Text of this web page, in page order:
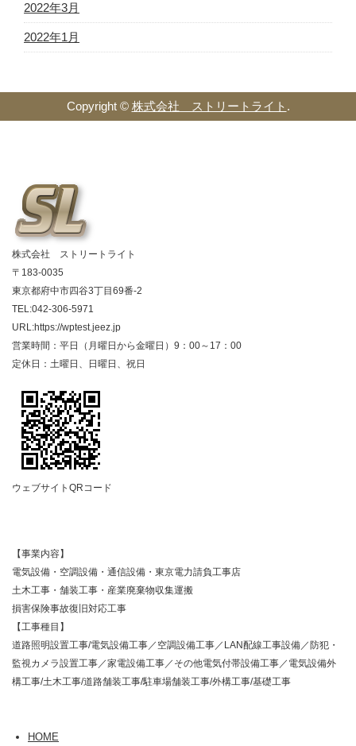
2022年3月
2022年1月
Copyright © 株式会社 ストリートライト .
株式会社 ストリートライト
〒183-0035
東京都府中市四谷3丁目69番-2
TEL:042-306-5971
URL:https://wptest.jeez.jp
営業時間：平日（月曜日から金曜日）9：00～17：00
定休日：土曜日、日曜日、祝日
ウェブサイトQRコード
【事業内容】
電気設備・空調設備・通信設備・東京電力請負工事店
土木工事・舗装工事・産業廃棄物収集運搬
損害保険事故復旧対応工事
【工事種目】
道路照明設置工事/電気設備工事／空調設備工事／LAN配線工事設備／防犯・
監視カメラ設置工事／家電設備工事／その他電気付帯設備工事／電気設備外
構工事/土木工事/道路舗装工事/駐車場舗装工事/外構工事/基礎工事
HOME